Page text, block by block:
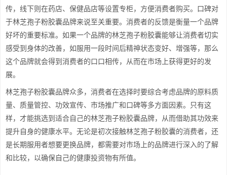
传，线下则在药店、保健品店等设置专柜，方便消费者购买。口碑对
于林芝孢子粉胶囊品牌来说至关重要。消费者的反馈是衡量一个品牌
好坏的重要标准。如果一个品牌的林芝孢子粉胶囊能够让消费者切实
感受到身体的改善，如服用一段时间后精神状态变好、增强等，那么
这个品牌就会得到消费者的口口相传，从而在市场上获得更好的发
展。
林芝孢子粉胶囊品牌众多，消费者在选择时要综合考虑品牌的原料质
量、质量管控、功效宣传、市场推广和口碑等多方面因素。只有这
样，才能挑选到适合自己的林芝孢子粉胶囊品牌，从而借助其功效来
提升自身的健康水平。无论是初次接触林芝孢子粉胶囊的消费者，还
是长期服用者想要更换品牌，都需要对市场上的品牌进行深入的了解
和比较，以确保自己的健康投资物有所值。